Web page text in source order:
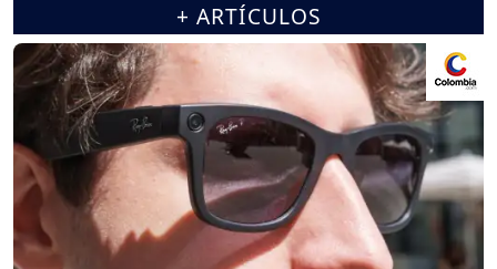
+ ARTÍCULOS